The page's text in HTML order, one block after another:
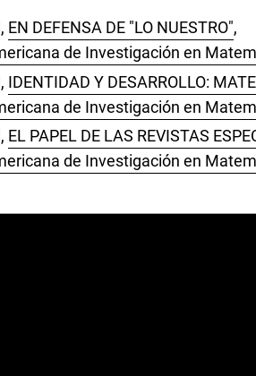
EN DEFENSA DE "LO NUESTRO",
de Investigación en
IDENTIDAD Y DESARROLLO:
de Investigación en
EL PAPEL DE LAS REVISTAS
de Investigación en